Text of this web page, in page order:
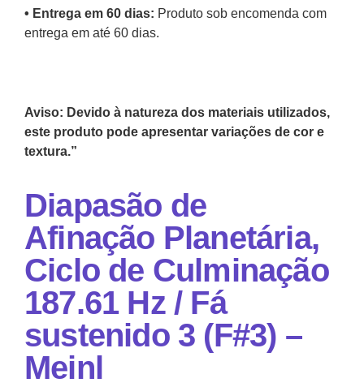
•⁠ Entrega em 60 dias: Produto sob encomenda com
entrega em até 60 dias.
Aviso: Devido à natureza dos materiais utilizados,
este produto pode apresentar variações de cor e
textura.”
Diapasão de
Afinação Planetária,
Ciclo de Culminação
187.61 Hz / Fá
sustenido 3 (F#3) –
Meinl